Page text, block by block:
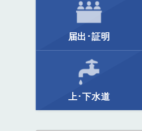
届出･証明
上･下水道